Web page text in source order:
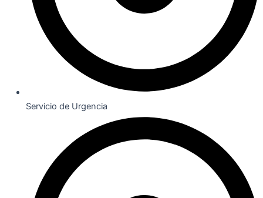
Servicio de Urgencia